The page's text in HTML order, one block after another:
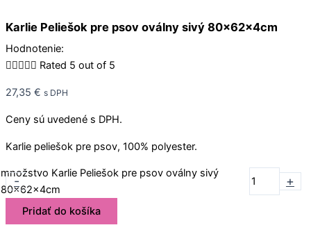
Karlie Peliešok pre psov oválny sivý 80x62x4cm
Hodnotenie:
 Rated 5 out of 5
27,35 € s DPH
Ceny sú uvedené s DPH.
Karlie peliešok pre psov, 100% polyester.
-
množstvo Karlie Peliešok pre psov oválny sivý
80x62x4cm
+
Pridať do košíka